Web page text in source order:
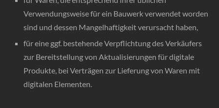
Verwendungsweise für ein Bauwerk verwendet worden
sind und dessen Mangelhaftigkeit verursacht haben,
für eine ggf. bestehende Verpflichtung des Verkäufers
zur Bereitstellung von Aktualisierungen für digitale
Produkte, bei Verträgen zur Lieferung von Waren mit
digitalen Elementen.